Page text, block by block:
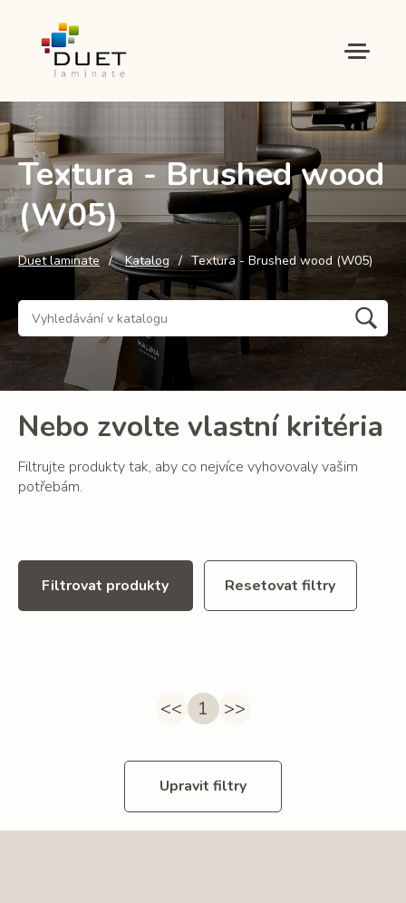
Textura - Brushed wood
(W05)
Duet laminate Katalog Textura - Brushed wood (W05)
Nebo zvolte vlastní kritéria
Filtrujte produkty tak, aby co nejvíce vyhovovaly vašim
potřebám.
Filtrovat produkty Resetovat filtry
<< 1 >>
Upravit filtry